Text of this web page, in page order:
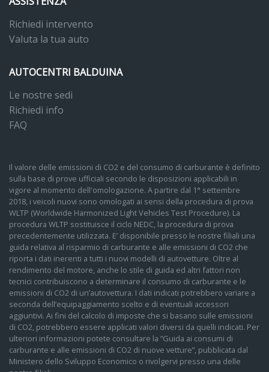
Richiedi intervento
Valuta la tua auto
AUTOCENTRI BALDUINA
Le nostre sedi
Richiedi info
FAQ
Il valore delle emissioni di CO2 e del consumo di carburante è definito
sulla base di prove ufficiali secondo le disposizioni applicabili in
vigore al momento dell'omologazione. A partire dal 1° settembre
2018, i veicoli nuovi sono omologati ai sensi della procedura di prova
WLTP (Worldwide Harmonized Light Vehicles Test Procedure). La
procedura WLTP sostituisce il ciclo NEDC, la procedura di prova
precedentemente utilizzata. E’ disponibile presso le nostre filiali una
guida relativa al risparmio di carburante e alle emissioni di CO2 che
riporta i dati inerenti a tutti i nuovi modelli di autovetture. Oltre al
rendimento del motore, anche lo stile di guida ed altri fattori non
tecnici contribuiscono a determinare il consumo di carburante e le
emissioni di CO2 di un’autovettura. I dati indicati potrebbero variare a
seconda dell’equipaggiamento scelto e di eventuali accessori
aggiuntivi. Ai fini del calcolo di imposte che si basano sulle emissioni
di CO2, potrebbero essere applicati valori diversi da quelli indicati. Per
ulteriori informazioni potete consultare la “Guida ai consumi di
carburante e alle emissioni di CO2 di nuove vetture”, pubblicata dal
Ministero dello Sviluppo Economico o rivolgervi presso una delle